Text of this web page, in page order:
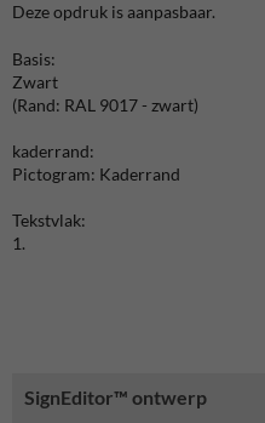
SignEditor™ ontwerp
Deze opdruk is aanpasbaar.
Basis:
Zwart
(Rand: RAL 9017 - zwart)
kaderrand:
Pictogram: Kaderrand
Tekstvlak:
1.